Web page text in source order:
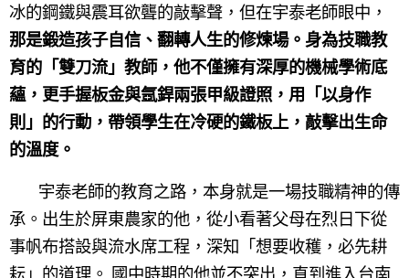
冰的鋼鐵與震耳欲聾的敲擊聲，但在宇泰老師眼中，
那是鍛造孩子自信、翻轉人生的修煉場。身為技職教
育的「雙刀流」教師，他不僅擁有深厚的機械學術底
蘊，更手握板金與氬銲兩張甲級證照，用「以身作
則」的行動，帶領學生在冷硬的鐵板上，敲擊出生命
的溫度。
宇泰老師的教育之路，本身就是一場技職精神的傳
承。出生於屏東農家的他，從小看著父母在烈日下從
事帆布搭設與流水席工程，深知「想要收穫，必先耕
耘」的道理。 國中時期的他並不突出，直到進入台南